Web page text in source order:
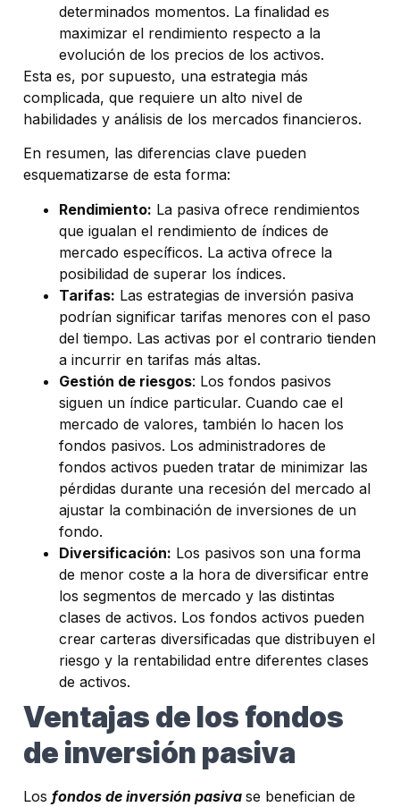
determinados momentos. La finalidad es
maximizar el rendimiento respecto a la
evolución de los precios de los activos.
Esta es, por supuesto, una estrategia más
complicada, que requiere un alto nivel de
habilidades y análisis de los mercados financieros.
En resumen, las diferencias clave pueden
esquematizarse de esta forma:
Rendimiento: La pasiva ofrece rendimientos
que igualan el rendimiento de índices de
mercado específicos. La activa ofrece la
posibilidad de superar los índices.
Tarifas: Las estrategias de inversión pasiva
podrían significar tarifas menores con el paso
del tiempo. Las activas por el contrario tienden
a incurrir en tarifas más altas.
Gestión de riesgos: Los fondos pasivos
siguen un índice particular. Cuando cae el
mercado de valores, también lo hacen los
fondos pasivos. Los administradores de
fondos activos pueden tratar de minimizar las
pérdidas durante una recesión del mercado al
ajustar la combinación de inversiones de un
fondo.
Diversificación: Los pasivos son una forma
de menor coste a la hora de diversificar entre
los segmentos de mercado y las distintas
clases de activos. Los fondos activos pueden
crear carteras diversificadas que distribuyen el
riesgo y la rentabilidad entre diferentes clases
de activos.
Ventajas de los fondos
de inversión pasiva
Los fondos de inversión pasiva se benefician de